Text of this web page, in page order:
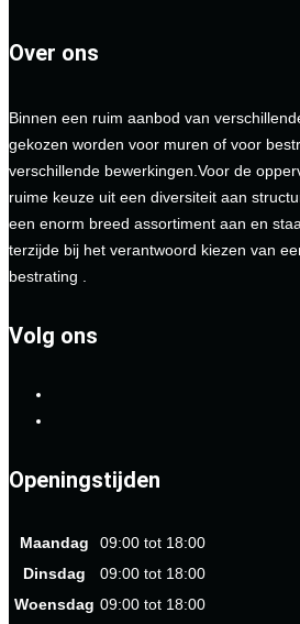
Over ons
Binnen een ruim aanbod van
gekozen worden voor muren of voor
verschillende bewerkingen.Voor de
ruime keuze uit een diversiteit aan
een enorm breed assortiment aan en
terzijde bij het verantwoord kiezen van
bestrating .
Volg ons
Openingstijden
Maandag
09:00 tot 18:00
Dinsdag
09:00 tot 18:00
Woensdag 09:00 tot 18:00